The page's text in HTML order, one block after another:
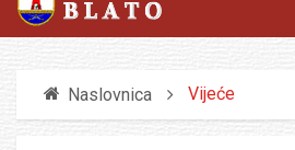
Naslovnica Vijeće